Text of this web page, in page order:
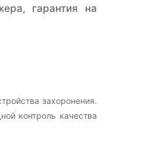
гарантия на
захоронения.
контроль качества